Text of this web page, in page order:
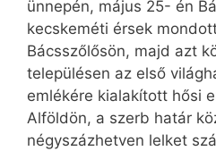
ünnepén, május 25- én
kecskeméti érsek
Bácsszőlősön, majd azt
településen az első
emlékére kialakított hősi
Alföldön, a szerb határ
négyszázhetven lelket